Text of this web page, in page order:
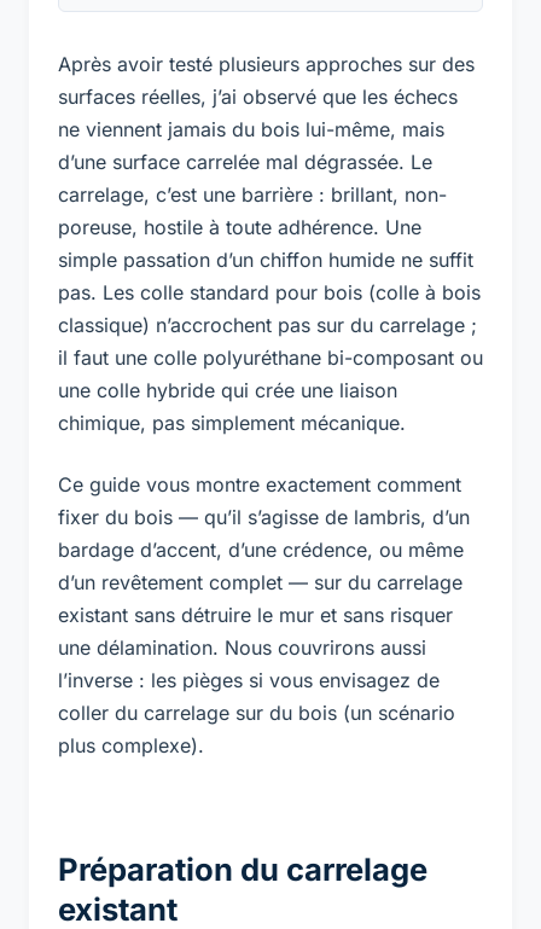
Après avoir testé plusieurs approches sur des
surfaces réelles, j’ai observé que les échecs
ne viennent jamais du bois lui-même, mais
d’une surface carrelée mal dégrassée. Le
carrelage, c’est une barrière : brillant, non-
poreuse, hostile à toute adhérence. Une
simple passation d’un chiffon humide ne suffit
pas. Les colle standard pour bois (colle à bois
classique) n’accrochent pas sur du carrelage ;
il faut une colle polyuréthane bi-composant ou
une colle hybride qui crée une liaison
chimique, pas simplement mécanique.
Ce guide vous montre exactement comment
fixer du bois — qu’il s’agisse de lambris, d’un
bardage d’accent, d’une crédence, ou même
d’un revêtement complet — sur du carrelage
existant sans détruire le mur et sans risquer
une délamination. Nous couvrirons aussi
l’inverse : les pièges si vous envisagez de
coller du carrelage sur du bois (un scénario
plus complexe).
Préparation du carrelage
existant